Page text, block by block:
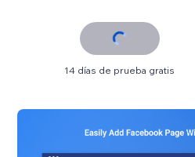
14 días de prueba gratis